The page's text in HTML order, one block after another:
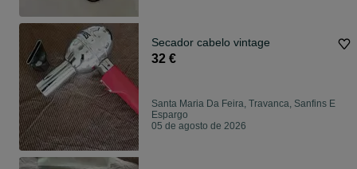
Secador cabelo vintage
32 €
Santa Maria Da Feira, Travanca, Sanfins E
Espargo
05 de agosto de 2026